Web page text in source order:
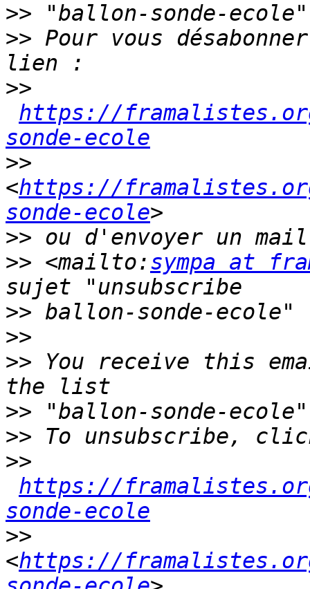
>>
>> Pour vous
>>
https://
sonde-ecole
>>
<https://
sonde-ecole
>> ou d'envoyer un
>> <mailto:sympa at
>>
>>
>> You receive this
>>
>>
>>
https://
sonde-ecole
>>
<https://